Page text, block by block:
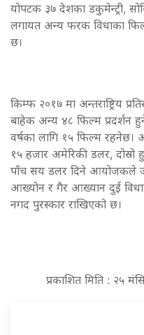
योपटक ३७ देशका डकुमेन्ट्री,
लगायत अन्य फरक विधाका
छ।
किम्फ २०१७ मा अन्तराष्ट्रिय
बाहेक अन्य ४८ फिल्म प्रदर्शन
वर्षका लागि १५ फिल्म रहनेछ।
१५ हजार अमेरिकी डलर,
पाँच सय डलर दिने आयोजकले
आख्याेन र गैर आख्यान दुई
नगद पुरस्कार राखिएको छ।
प्रकाशित मिति : २५